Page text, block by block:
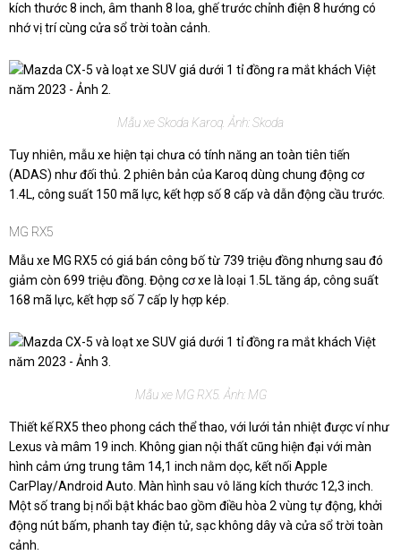
kích thước 8 inch, âm thanh 8 loa, ghế trước chỉnh điện 8 hướng có
nhớ vị trí cùng cửa sổ trời toàn cảnh.
Mẫu xe Skoda Karoq. Ảnh: Skoda
Tuy nhiên, mẫu xe hiện tại chưa có tính năng an toàn tiên tiến
(ADAS) như đối thủ. 2 phiên bản của Karoq dùng chung động cơ
1.4L, công suất 150 mã lực, kết hợp số 8 cấp và dẫn động cầu trước.
MG RX5
Mẫu xe MG RX5 có giá bán công bố từ 739 triệu đồng nhưng sau đó
giảm còn 699 triệu đồng. Động cơ xe là loại 1.5L tăng áp, công suất
168 mã lực, kết hợp số 7 cấp ly hợp kép.
Mẫu xe MG RX5. Ảnh: MG
Thiết kế RX5 theo phong cách thể thao, với lưới tản nhiệt được ví như
Lexus và mâm 19 inch. Không gian nội thất cũng hiện đại với màn
hình cảm ứng trung tâm 14,1 inch nằm dọc, kết nối Apple
CarPlay/Android Auto. Màn hình sau vô lăng kích thước 12,3 inch.
Một số trang bị nổi bật khác bao gồm điều hòa 2 vùng tự động, khởi
động nút bấm, phanh tay điện tử, sạc không dây và cửa sổ trời toàn
cảnh.